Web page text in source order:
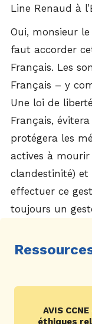
Line Renaud à
Oui, monsieur
faut accorder
Français. Les
Français – y
Une loi de
Français,
protégera les
actives à
clandestinité)
effectuer ce
toujours un
AVIS
éthiques